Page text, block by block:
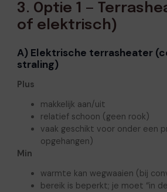
3. Optie 1 —
of elektrisch)
A) Elektrische terrasheater
straling)
Plus
makkelijk aan/uit
relatief schoon (geen rook)
vaak geschikt voor onder een
opgehangen)
Min
warmte kan wegwaaien (bij
bereik is beperkt; je moet “in